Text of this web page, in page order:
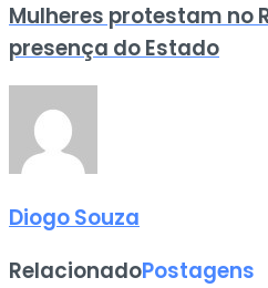
Mulheres protestam no
presença do Estado
Diogo Souza
RelacionadoPostagens